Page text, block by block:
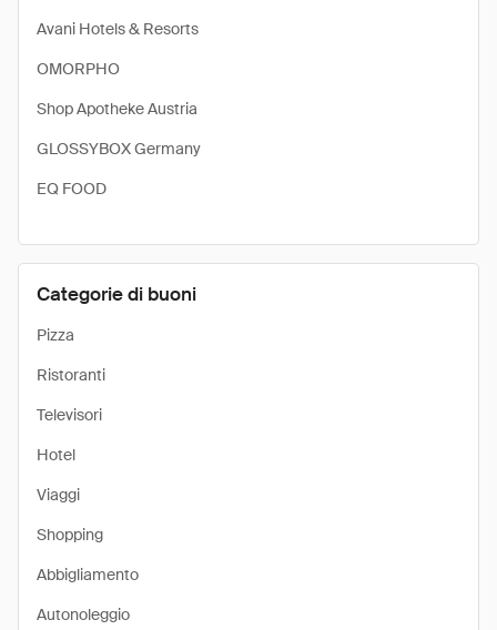
Avani Hotels & Resorts
OMORPHO
Shop Apotheke Austria
GLOSSYBOX Germany
EQ FOOD
Categorie di buoni
Pizza
Ristoranti
Televisori
Hotel
Viaggi
Shopping
Abbigliamento
Autonoleggio